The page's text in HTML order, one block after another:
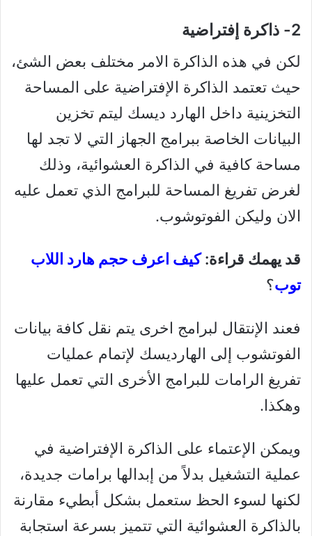
2- ذاكرة إفتراضية
لكن في هذه الذاكرة الامر مختلف بعض الشئ،
حيث تعتمد الذاكرة الإفتراضية على المساحة
التخزينية داخل الهارد ديسك ليتم تخزين
البيانات الخاصة ببرامج الجهاز التي لا تجد لها
مساحة كافية في الذاكرة العشوائية، وذلك
لغرض تفريغ المساحة للبرامج الذي تعمل عليه
الان وليكن الفوتوشوب.
قد يهمك قراءة: كيف اعرف حجم هارد اللاب
توب؟
فعند الإنتقال لبرامج اخرى يتم نقل كافة بيانات
الفوتشوب إلى الهارديسك لإتمام عمليات
تفريغ الرامات للبرامج الأخرى التي تعمل عليها
وهكذا.
ويمكن الإعتماء على الذاكرة الإفتراضية في
عملية التشغيل بدلاً من إبدالها برامات جديدة،
لكنها لسوء الحظ ستعمل بشكل أبطيء مقارنة
بالذاكرة العشوائية التي تتميز بسرعة استجابة